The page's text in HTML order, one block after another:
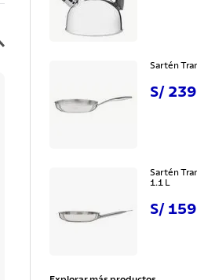
Sartén
S/ 239
Sartén
1.1 L
S/ 159